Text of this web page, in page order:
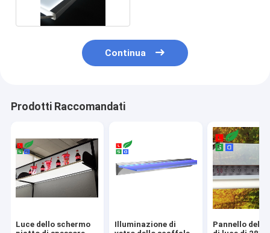
Continua
Prodotti Raccomandati
Luce dello schermo
Illuminazione di
Pannello della